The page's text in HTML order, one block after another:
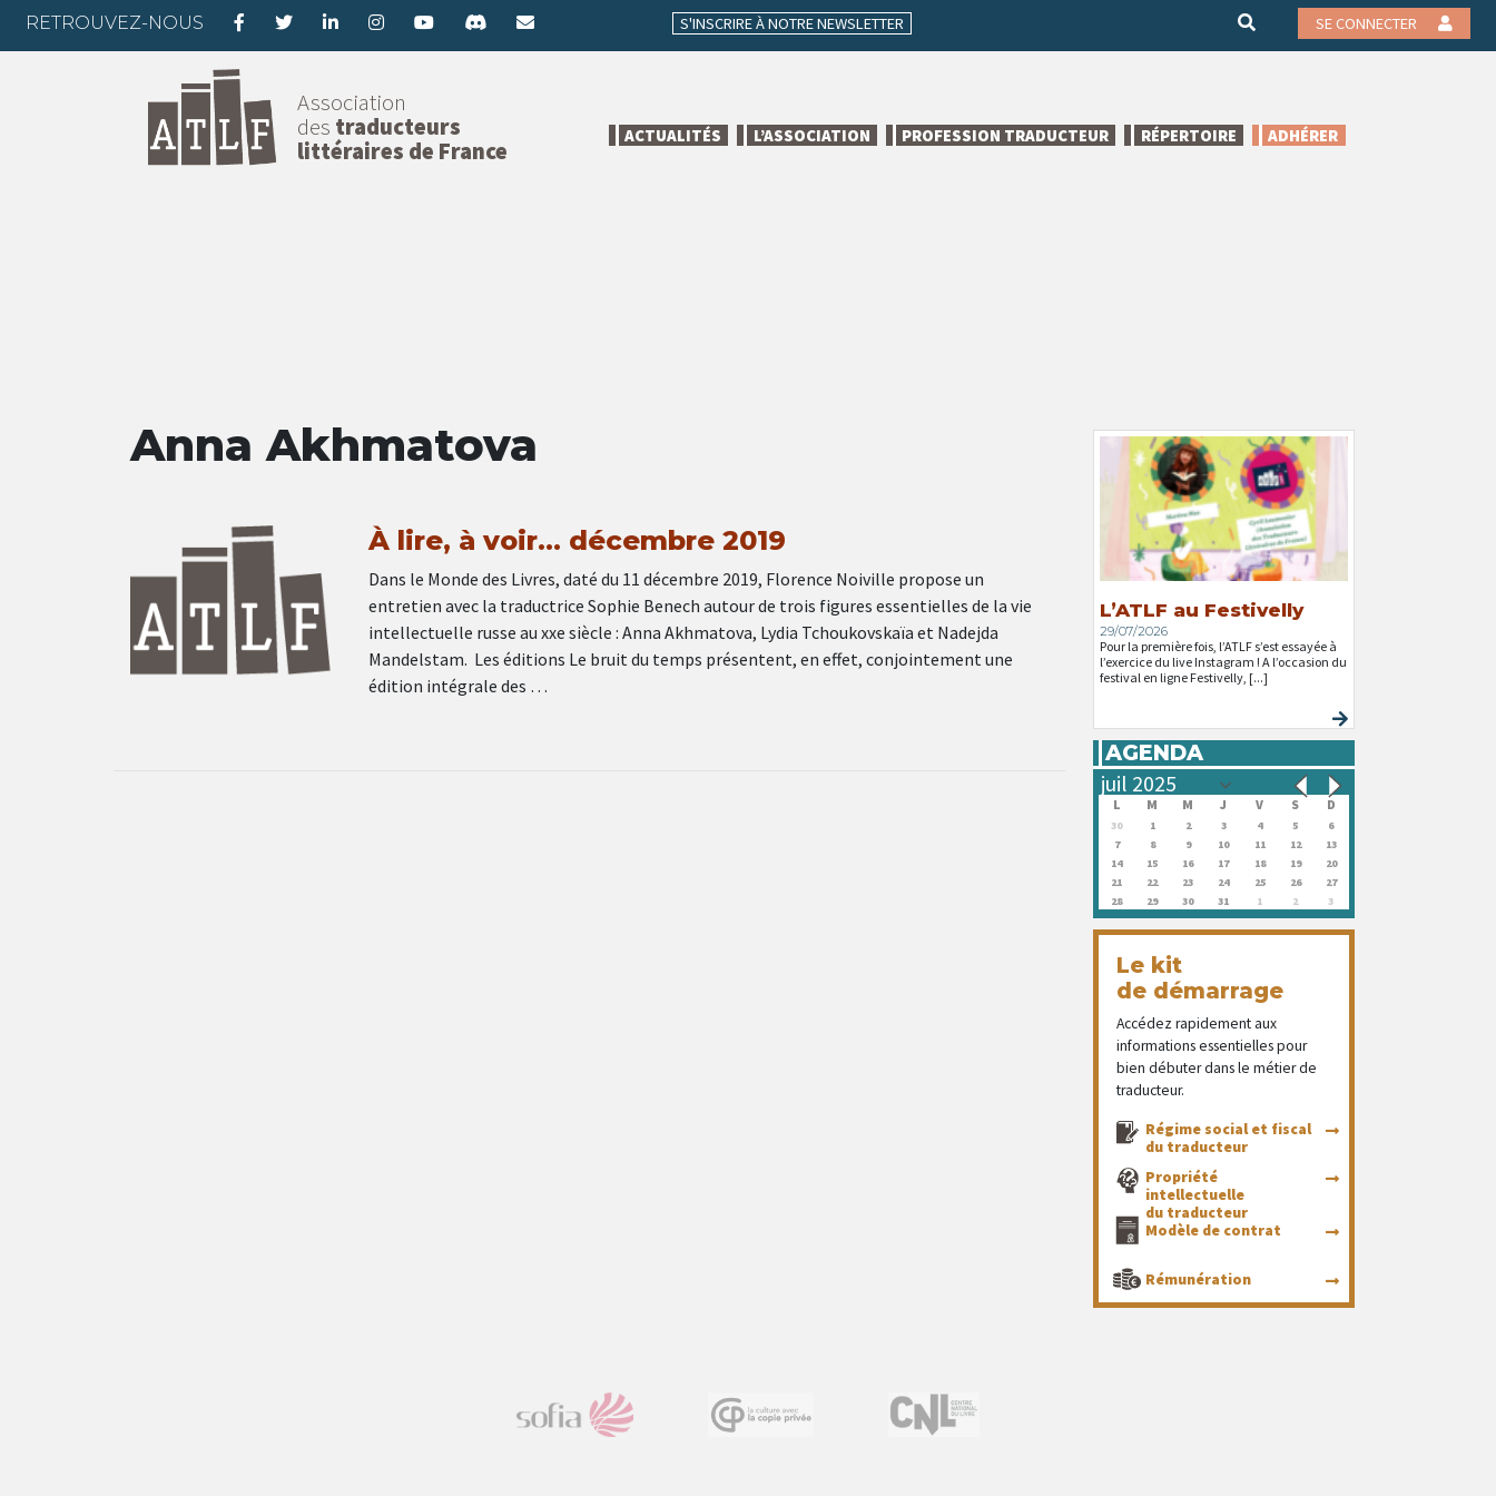
RETROUVEZ-NOUS S'INSCRIRE À NOTRE NEWSLETTER SE CONNECTER
Association
des traducteurs
littéraires de France
ACTUALITÉS L’ASSOCIATION PROFESSION TRADUCTEUR RÉPERTOIRE ADHÉRER
Anna Akhmatova
À lire, à voir… décembre 2019
Dans le Monde des Livres, daté du 11 décembre 2019, Florence Noiville propose un
entretien avec la traductrice Sophie Benech autour de trois figures essentielles de la vie
intellectuelle russe au xxe siècle : Anna Akhmatova, Lydia Tchoukovskaïa et Nadejda
Mandelstam. Les éditions Le bruit du temps présentent, en effet, conjointement une
édition intégrale des …
L’ATLF au Festivelly
29/07/2026
Pour la première fois, l’ATLF s’est essayée à
l’exercice du live Instagram ! A l’occasion du
festival en ligne Festivelly, [...]
AGENDA
L M M J V S D
30 1 2 3 4 5
6
7
8 9 10 11 12
13
14
15 16 17 18 19
20
21
22 23 24 25 26
27
28
29 30 31 1 2 3
Le kit
de démarrage
Accédez rapidement aux
informations essentielles pour
bien débuter dans le métier de
traducteur.
Régime social et fiscal
du traducteur
Propriété
intellectuelle
du traducteur
Modèle de contrat
Rémunération